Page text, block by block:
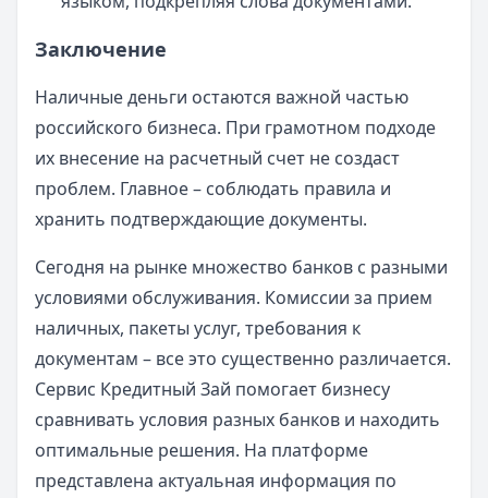
Заключение
Наличные деньги остаются важной частью
российского бизнеса. При грамотном подходе
их внесение на расчетный счет не создаст
проблем. Главное – соблюдать правила и
хранить подтверждающие документы.
Сегодня на рынке множество банков с разными
условиями обслуживания. Комиссии за прием
наличных, пакеты услуг, требования к
документам – все это существенно различается.
Сервис Кредитный Зай помогает бизнесу
сравнивать условия разных банков и находить
оптимальные решения. На платформе
представлена актуальная информация по